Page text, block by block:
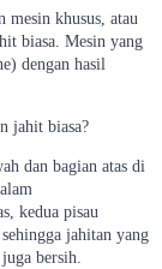
mesin khusus, atau
biasa. Mesin yang
dengan hasil
jahit biasa?
dan bagian atas di
kedua pisau
jahitan yang
bersih.